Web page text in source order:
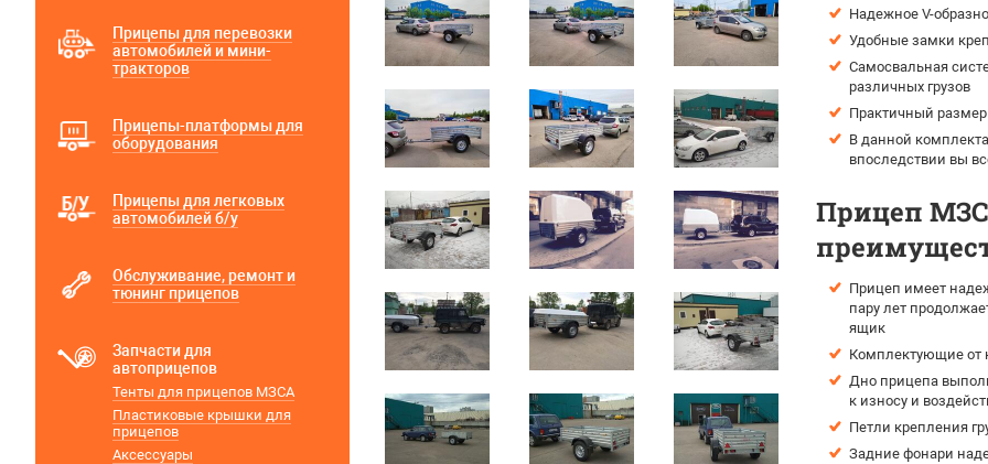
Надежное V-
Удобные замки
Самосвальная
различных грузов
Практичный
В данной
впоследствии вы
Прицеп
Прицеп имеет
пару лет
ящик
Комплектующие от
Дно прицепа
к износу и
Петли крепления
Задние фонари
Прицепы для перевозки
автомобилей и мини-
тракторов
Прицепы-платформы для
оборудования
Прицепы для легковых
автомобилей б/у
Обслуживание, ремонт и
тюнинг прицепов
Запчасти для
автоприцепов
Тенты для прицепов МЗСА
Пластиковые крышки для
прицепов
Аксессуары